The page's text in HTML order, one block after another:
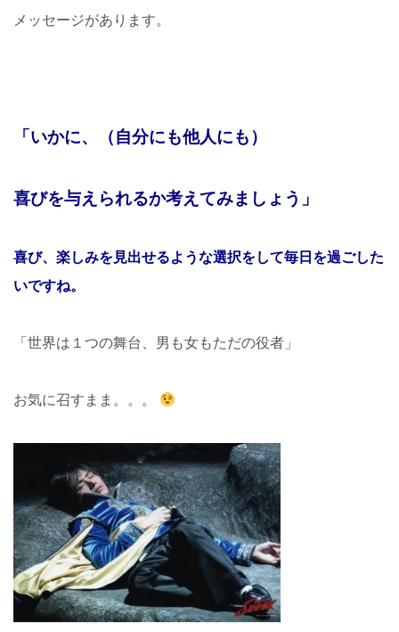
メッセージがあります。
「いかに、（自分にも他人にも）
喜びを与えられるか考えてみましょう」
喜び、楽しみを見出せるような選択をして毎日を過ごした
いですね。
「世界は１つの舞台、男も女もただの役者」
お気に召すまま。。。